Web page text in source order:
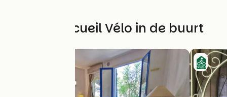
Andere Accueil Vélo in de buurt